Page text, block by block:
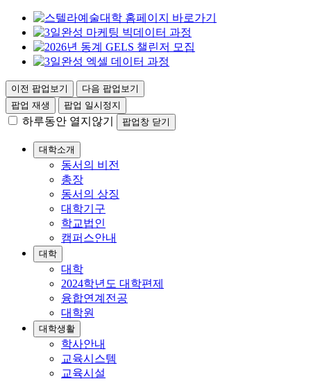
이전 팝업보기
다음 팝업보기
팝업 재생
팝업 일시정지
하루동안 열지않기 팝업창 닫기
대학소개
동서의 비전
총장
동서의 상징
대학기구
학교법인
캠퍼스안내
대학
대학
2024학년도 대학편제
융합연계전공
대학원
대학생활
학사안내
교육시스템
교육시설